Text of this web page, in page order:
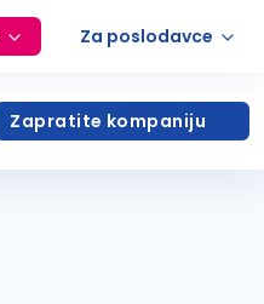
Za poslodavce
Zapratite kompaniju